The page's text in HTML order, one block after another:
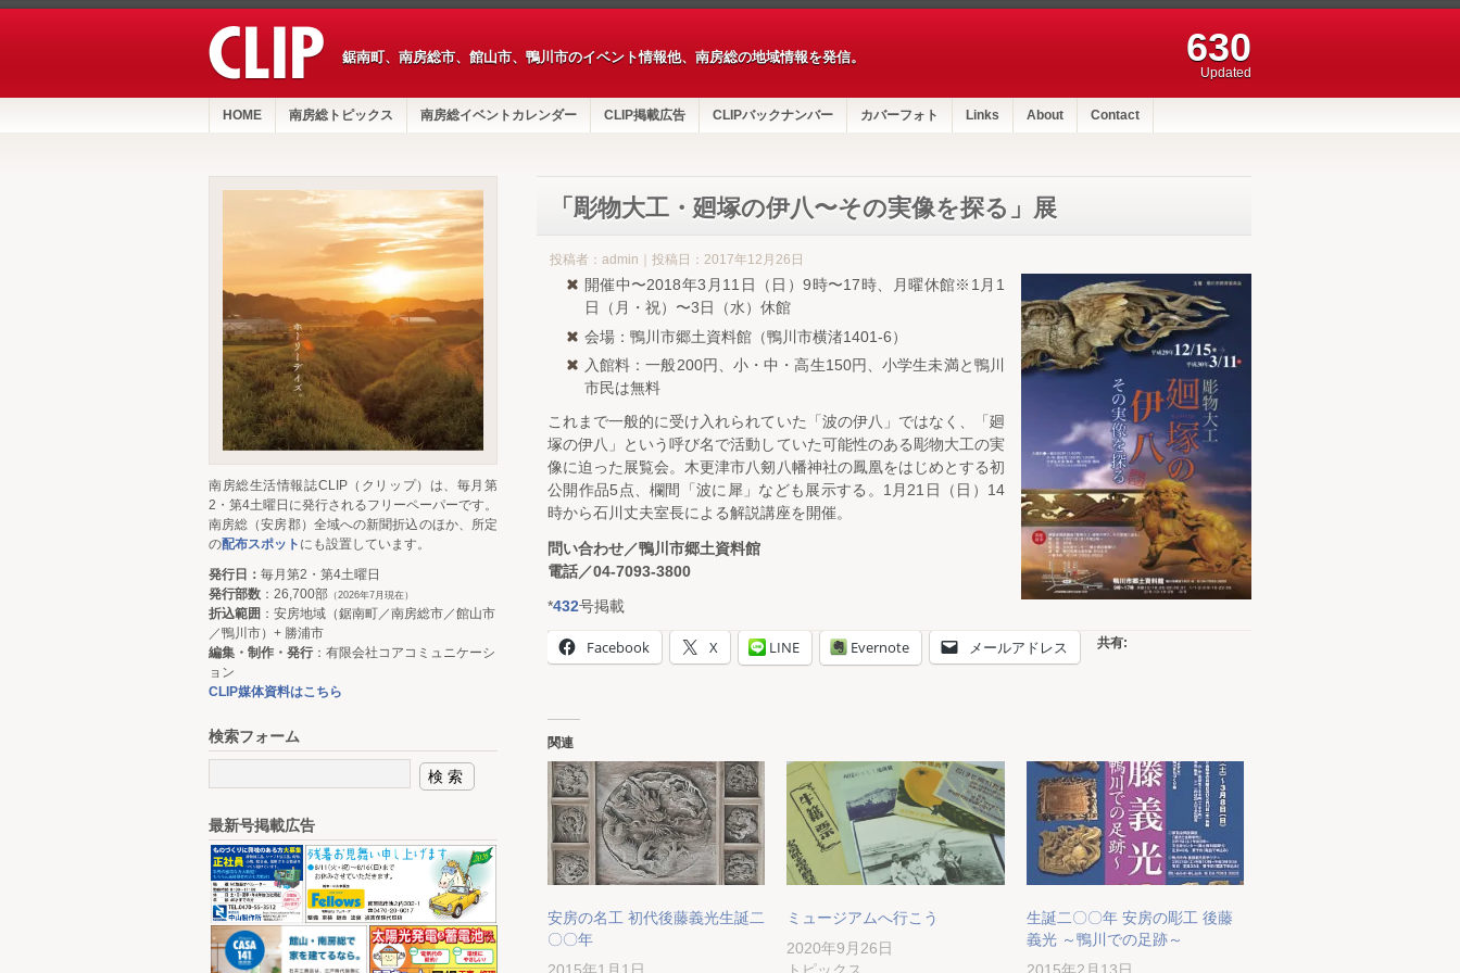
鋸南町、南房総市、館山市、鴨川市のイベント情報他、南房総の地域情報を発信。 630
Updated
HOME 南房総トピックス 南房総イベントカレンダー CLIP掲載広告 CLIPバックナンバー カバーフォト Links About Contact
「彫物大工・廻塚の伊八〜その実像を探る」展
投稿者：admin｜投稿日：2017年12月26日
開催中〜2018年3月11日（日）9時〜17時、月曜休館※1月1
日（月・祝）〜3日（水）休館
会場：鴨川市郷土資料館（鴨川市横渚1401-6）
入館料：一般200円、小・中・高生150円、小学生未満と鴨川
市民は無料
これまで一般的に受け入れられていた「波の伊八」ではなく、「廻
塚の伊八」という呼び名で活動していた可能性のある彫物大工の実
像に迫った展覧会。木更津市八剱八幡神社の鳳凰をはじめとする初
公開作品5点、欄間「波に犀」なども展示する。1月21日（日）14
時から石川丈夫室長による解説講座を開催。
問い合わせ／鴨川市郷土資料館
電話／04-7093-3800
*432号掲載
共有:
Facebook X LINE Evernote メールアドレス
関連
安房の名工 初代後藤義光生誕二
〇〇年
ミュージアムへ行こう
2020年9月26日
生誕二〇〇年 安房の彫工 後藤
義光 ～鴨川での足跡～
南房総生活情報誌CLIP（クリップ）は、毎月第
2・第4土曜日に発行されるフリーペーパーです。
南房総（安房郡）全域への新聞折込のほか、所定
の配布スポット にも設置しています。
発行日： 毎月第2・第4土曜日
発行部数 ：26,700部 （2026年7月現在）
折込範囲 ：安房地域（鋸南町／南房総市／館山市
／鴨川市）+ 勝浦市
編集・制作・発行：有限会社コアコミュニケーシ
ョン
CLIP媒体資料はこちら
検索フォーム
最新号掲載広告